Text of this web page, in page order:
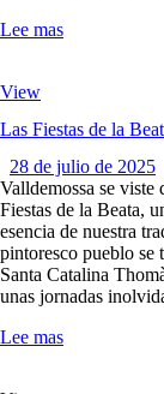
Lee mas
View
Las Fiestas de la
28 de julio de 2025
Valldemossa se viste
Fiestas de la Beata,
esencia de nuestra
pintoresco pueblo se
Santa Catalina
unas jornadas
Lee mas